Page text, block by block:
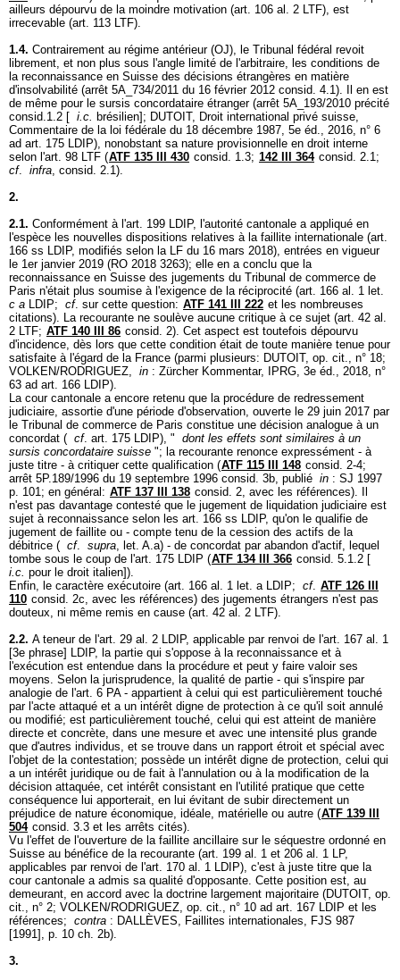
ailleurs dépourvu de la moindre motivation (art. 106 al. 2 LTF), est
irrecevable (art. 113 LTF).
1.4. Contrairement au régime antérieur (OJ), le Tribunal fédéral revoit
librement, et non plus sous l'angle limité de l'arbitraire, les conditions de
la reconnaissance en Suisse des décisions étrangères en matière
d'insolvabilité (arrêt 5A_734/2011 du 16 février 2012 consid. 4.1). Il en est
de même pour le sursis concordataire étranger (arrêt 5A_193/2010 précité
consid.1.2 [ i.c. brésilien]; DUTOIT, Droit international privé suisse,
Commentaire de la loi fédérale du 18 décembre 1987, 5e éd., 2016, n° 6
ad art. 175 LDIP), nonobstant sa nature provisionnelle en droit interne
selon l'art. 98 LTF (ATF 135 III 430 consid. 1.3; 142 III 364 consid. 2.1;
cf. infra, consid. 2.1).
2.
2.1. Conformément à l'art. 199 LDIP, l'autorité cantonale a appliqué en
l'espèce les nouvelles dispositions relatives à la faillite internationale (art.
166 ss LDIP, modifiés selon la LF du 16 mars 2018), entrées en vigueur
le 1er janvier 2019 (RO 2018 3263); elle en a conclu que la
reconnaissance en Suisse des jugements du Tribunal de commerce de
Paris n'était plus soumise à l'exigence de la réciprocité (art. 166 al. 1 let.
c a LDIP; cf. sur cette question: ATF 141 III 222 et les nombreuses
citations). La recourante ne soulève aucune critique à ce sujet (art. 42 al.
2 LTF; ATF 140 III 86 consid. 2). Cet aspect est toutefois dépourvu
d'incidence, dès lors que cette condition était de toute manière tenue pour
satisfaite à l'égard de la France (parmi plusieurs: DUTOIT, op. cit., n° 18;
VOLKEN/RODRIGUEZ, in : Zürcher Kommentar, IPRG, 3e éd., 2018, n°
63 ad art. 166 LDIP).
La cour cantonale a encore retenu que la procédure de redressement
judiciaire, assortie d'une période d'observation, ouverte le 29 juin 2017 par
le Tribunal de commerce de Paris constitue une décision analogue à un
concordat ( cf. art. 175 LDIP), " dont les effets sont similaires à un
sursis concordataire suisse "; la recourante renonce expressément - à
juste titre - à critiquer cette qualification (ATF 115 III 148 consid. 2-4;
arrêt 5P.189/1996 du 19 septembre 1996 consid. 3b, publié in : SJ 1997
p. 101; en général: ATF 137 III 138 consid. 2, avec les références). Il
n'est pas davantage contesté que le jugement de liquidation judiciaire est
sujet à reconnaissance selon les art. 166 ss LDIP, qu'on le qualifie de
jugement de faillite ou - compte tenu de la cession des actifs de la
débitrice ( cf. supra, let. A.a) - de concordat par abandon d'actif, lequel
tombe sous le coup de l'art. 175 LDIP (ATF 134 III 366 consid. 5.1.2 [
i.c. pour le droit italien]).
Enfin, le caractère exécutoire (art. 166 al. 1 let. a LDIP; cf. ATF 126 III
110 consid. 2c, avec les références) des jugements étrangers n'est pas
douteux, ni même remis en cause (art. 42 al. 2 LTF).
2.2. A teneur de l'art. 29 al. 2 LDIP, applicable par renvoi de l'art. 167 al. 1
[3e phrase] LDIP, la partie qui s'oppose à la reconnaissance et à
l'exécution est entendue dans la procédure et peut y faire valoir ses
moyens. Selon la jurisprudence, la qualité de partie - qui s'inspire par
analogie de l'art. 6 PA- appartient à celui qui est particulièrement touché
par l'acte attaqué et a un intérêt digne de protection à ce qu'il soit annulé
ou modifié; est particulièrement touché, celui qui est atteint de manière
directe et concrète, dans une mesure et avec une intensité plus grande
que d'autres individus, et se trouve dans un rapport étroit et spécial avec
l'objet de la contestation; possède un intérêt digne de protection, celui qui
a un intérêt juridique ou de fait à l'annulation ou à la modification de la
décision attaquée, cet intérêt consistant en l'utilité pratique que cette
conséquence lui apporterait, en lui évitant de subir directement un
préjudice de nature économique, idéale, matérielle ou autre (ATF 139 III
504 consid. 3.3 et les arrêts cités).
Vu l'effet de l'ouverture de la faillite ancillaire sur le séquestre ordonné en
Suisse au bénéfice de la recourante (art. 199 al. 1 et 206 al. 1 LP,
applicables par renvoi de l'art. 170 al. 1 LDIP), c'est à juste titre que la
cour cantonale a admis sa qualité d'opposante. Cette position est, au
demeurant, en accord avec la doctrine largement majoritaire (DUTOIT, op.
cit., n° 2; VOLKEN/RODRIGUEZ, op. cit., n° 10 ad art. 167 LDIP et les
références; contra : DALLÈVES, Faillites internationales, FJS 987
[1991], p. 10 ch. 2b).
3.